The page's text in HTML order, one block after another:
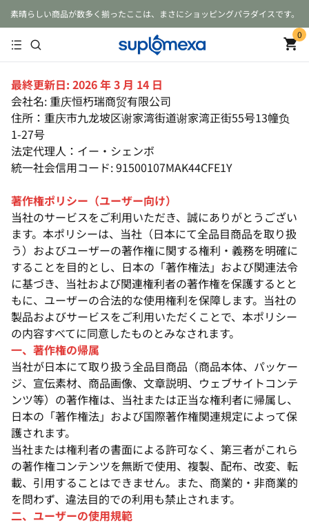
素晴らしい商品が数多く揃ったここは、まさにショッピングパラダイスです。
0
最終更新日: 2026 年 3 月 14 日
会社名: 重庆恒朽瑞商贸有限公司
住所：重庆市九龙坡区谢家湾街道谢家湾正街55号13幢负
1-27号
法定代理人：イー・シェンボ
統一社会信用コード: 91500107MAK44CFE1Y
著作権ポリシー（ユーザー向け）
当社のサービスをご利用いただき、誠にありがとうござい
ます。本ポリシーは、当社（日本にて全品目商品を取り扱
う）およびユーザーの著作権に関する権利・義務を明確に
することを目的とし、日本の「著作権法」および関連法令
に基づき、当社および関連権利者の著作権を保護するとと
もに、ユーザーの合法的な使用権利を保障します。当社の
製品およびサービスをご利用いただくことで、本ポリシー
の内容すべてに同意したものとみなされます。
一、著作権の帰属
当社が日本にて取り扱う全品目商品（商品本体、パッケー
ジ、宣伝素材、商品画像、文章説明、ウェブサイトコンテ
ンツ等）の著作権は、当社または正当な権利者に帰属し、
日本の「著作権法」および国際著作権関連規定によって保
護されます。
当社または権利者の書面による許可なく、第三者がこれら
の著作権コンテンツを無断で使用、複製、配布、改変、転
載、引用することはできません。また、商業的・非商業的
を問わず、違法目的での利用も禁止されます。
二、ユーザーの使用規範